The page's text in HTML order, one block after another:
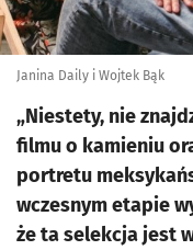
Janina Daily i Wojtek Bąk
„Niestety, nie
filmu o kamieniu
portretu
wczesnym etapie
że ta selekcja jest